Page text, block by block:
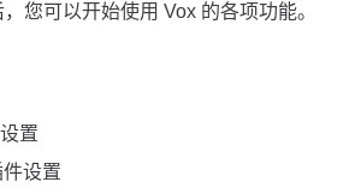
您可以开始使用 Vox 的各项功能。
置
设置